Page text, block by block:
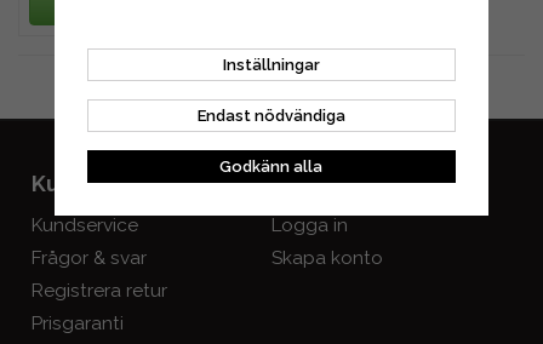
Kundservice
Kundservice
Frågor & svar
Registrera retur
Prisgaranti
Mitt konto
Logga in
Skapa konto
Inställningar
Endast nödvändiga
Godkänn alla